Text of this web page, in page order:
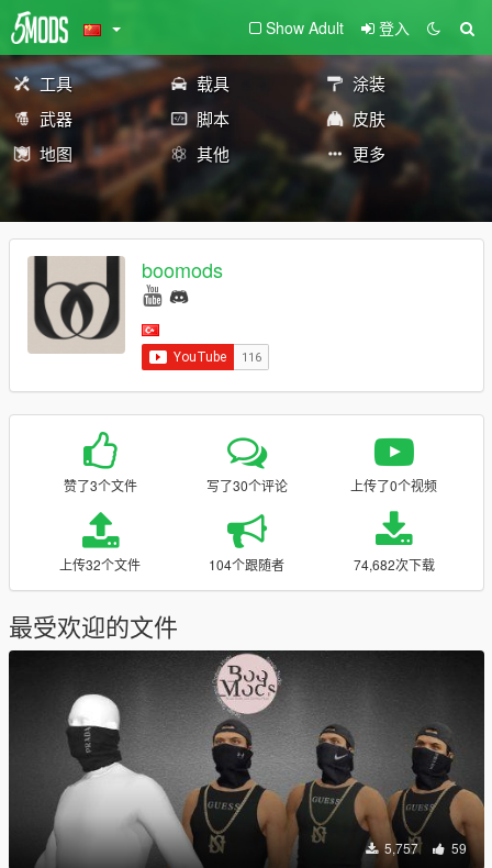
Show Adult 登入
工具 载具
涂装
武器
脚本
皮肤
地图
其他 更多
boomods
赞了3个文件 写了30个评论 上传了0个视频
上传32个文件 104个跟随者 74,682次下载
最受欢迎的文件
5,757 59